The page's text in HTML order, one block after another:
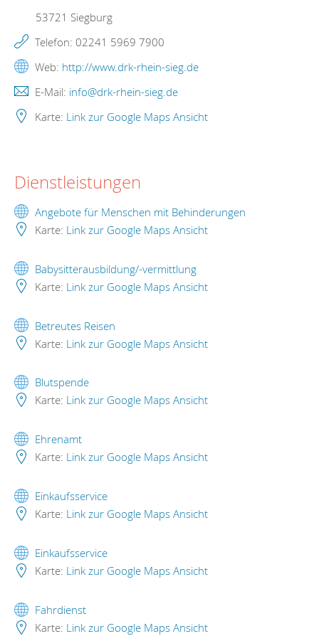
53721 Siegburg
Telefon: 02241 5969 7900
Web: http://www.drk-rhein-sieg.de
E-Mail: info@drk-rhein-sieg.de
Karte: Link zur Google Maps Ansicht
Dienstleistungen
Angebote für Menschen mit Behinderungen
Karte: Link zur Google Maps Ansicht
Babysitterausbildung/-vermittlung
Karte: Link zur Google Maps Ansicht
Betreutes Reisen
Karte: Link zur Google Maps Ansicht
Blutspende
Karte: Link zur Google Maps Ansicht
Ehrenamt
Karte: Link zur Google Maps Ansicht
Einkaufsservice
Karte: Link zur Google Maps Ansicht
Einkaufsservice
Karte: Link zur Google Maps Ansicht
Fahrdienst
Karte: Link zur Google Maps Ansicht